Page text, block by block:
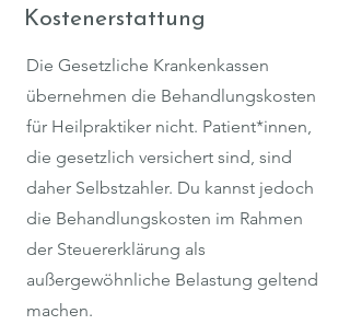
Kostenerstattung
Die Gesetzliche Krankenkassen
übernehmen die Behandlungskosten
für Heilpraktiker nicht. Patient*innen,
die gesetzlich versichert sind, sind
daher Selbstzahler. Du kannst jedoch
die Behandlungskosten im Rahmen
der Steuererklärung als
außergewöhnliche Belastung geltend
machen.